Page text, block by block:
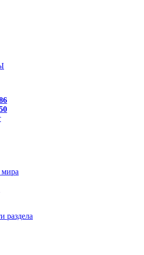
раздела